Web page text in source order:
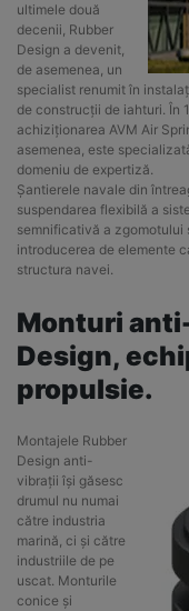
ultimele două
decenii, Rubber
Design a devenit,
de asemenea, un
specialist renumit în
de construcții de iahturi. În
achiziționarea AVM Air
asemenea, este
domeniu de expertiză.
Șantierele navale din
suspendarea flexibilă a
semnificativă a zgomotului
introducerea de elemente
structura navei.
Monturi
Design,
propulsie.
Montajele Rubber
Design anti-
vibrații își găsesc
drumul nu numai
către industria
marină, ci și către
industriile de pe
uscat. Monturile
conice și